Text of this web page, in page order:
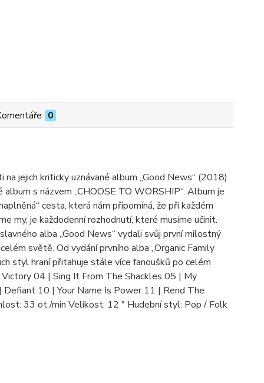
0
jejich kriticky uznávané album „Good News“ (2018)
s názvem „CHOOSE TO WORSHIP“. Album je
cesta, která nám připomíná, že při každém
my, je každodenní rozhodnutí, které musíme učinit.
alba „Good News“ vydali svůj první milostný
světě. Od vydání prvního alba „Organic Family
styl hraní přitahuje stále více fanoušků po celém
04 | Sing It From The Shackles 05 | My
10 | Your Name Is Power 11 | Rend The
33 ot./min Velikost: 12 " Hudební styl: Pop / Folk